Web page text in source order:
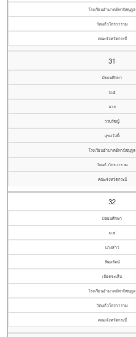
โรงเรียนอำมาตย์พานิชนุกูล
วัดแก้วโกรวาราม
คณะจังหวัดกระบี่
31
มัธยมศึกษา
ม.๕
นาย
วรปรัชญ์
สุขสวัสดิ์
โรงเรียนอำมาตย์พานิชนุกูล
วัดแก้วโกรวาราม
คณะจังหวัดกระบี่
32
มัธยมศึกษา
ม.๔
นางสาว
พิมลรัตน์
เอียดจะเส็น
โรงเรียนอำมาตย์พานิชนุกูล
วัดแก้วโกรวาราม
คณะจังหวัดกระบี่